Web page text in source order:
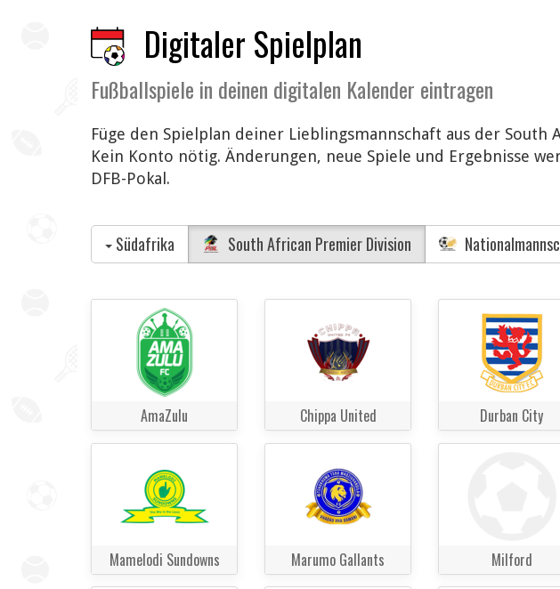
Digitaler Spielplan
Fußballspiele in deinen digitalen Kalender eintragen
Füge den Spielplan deiner Lieblingsmannschaft aus der
Kein Konto nötig. Änderungen, neue Spiele und Ergebnisse
DFB-Pokal.
Südafrika South African Premier Division
AmaZulu Chippa United Durban City
Mamelodi Sundowns Marumo Gallants Milford